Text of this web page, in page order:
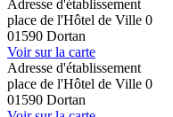
Adresse d'établissement
place de l'Hôtel de Ville 0
01590 Dortan
Voir sur la carte
Adresse d'établissement
place de l'Hôtel de Ville 0
01590 Dortan